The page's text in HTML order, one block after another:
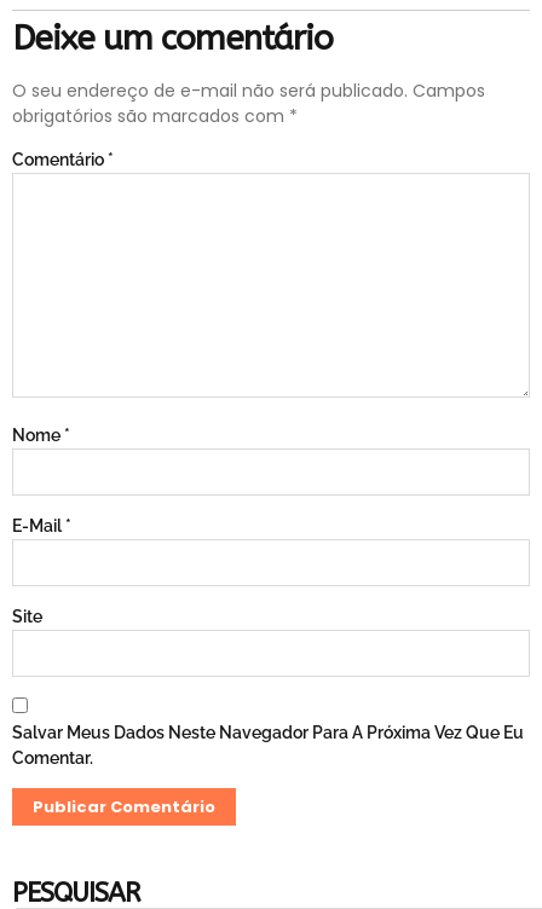
Deixe um comentário
O seu endereço de e-mail não será publicado. Campos
obrigatórios são marcados com *
Comentário *
Nome *
E-Mail*
Site
Salvar Meus Dados Neste Navegador Para A Próxima Vez Que Eu
Comentar.
PESQUISAR